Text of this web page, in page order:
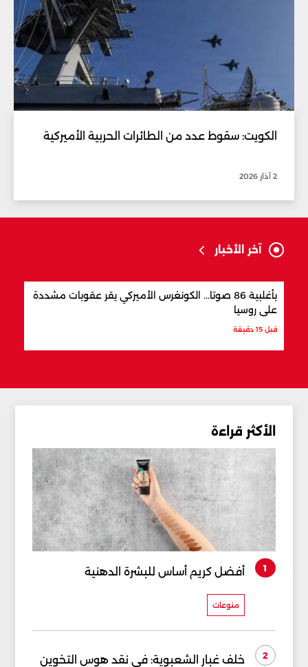
الكويت: سقوط عدد من الطائرات الحربية الأميركية
2 آذار 2026
آخر الأخبار
بأغلبية 86 صوتا... الكونغرس الأميركي يقر عقوبات مشددة
على روسيا
قبل 15 دقيقة
الأكثر قراءة
1 أفضل كريم أساس للبشرة الدهنية
منوعات
2 خلف غبار الشعبوية: في نقد هوس التخوين